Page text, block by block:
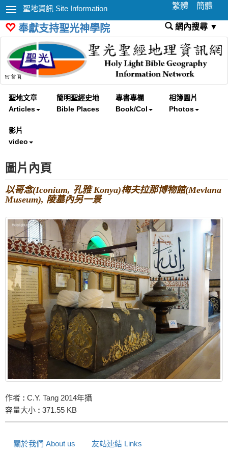
聖地資訊 Site Information 繁體 簡體
奉獻支持聖光神學院 網內搜尋 ▼
聖地文章
Articles
簡明聖經史地
Bible Places
專書專欄
Book/Col
相簿圖片
Photos
影片
video
圖片內頁
以哥念(Iconium, 孔雅 Konya)梅夫拉那博物館(Mevlana
Museum), 陵墓內另一景
作者 : C.Y. Tang 2014年攝
容量大小 : 371.55 KB
關於我們 About us 友站連結 Links